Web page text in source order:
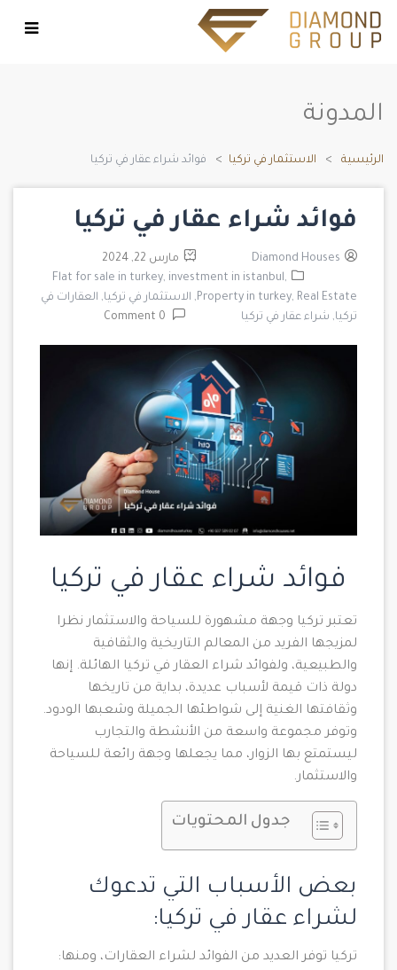
المدونة
الرئيسية الاستثمار في تركيا فوائد شراء عقار في تركيا
فوائد شراء عقار في تركيا
Diamond Houses
مارس 22, 2024
Flat for sale in turkey, investment in istanbul,
Property in turkey, Real Estate, الاستثمار في تركيا, العقارات في
تركيا, شراء عقار في تركيا
فوائد شراء عقار في تركيا
تعتبر تركيا وجهة مشهورة للسياحة والاستثمار نظرا
لمزيجها الفريد من المعالم التاريخية والثقافية
والطبيعية، ولفوائد شراء العقار في تركيا الهائلة. إنها
دولة ذات قيمة لأسباب عديدة، بداية من تاريخها
وثقافتها الغنية إلى شواطئها الجميلة وشعبها الودود.
وتوفر مجموعة واسعة من الأنشطة والتجارب
ليستمتع بها الزوار، مما يجعلها وجهة رائعة للسياحة
والاستثمار.
جدول المحتويات
بعض الأسباب التي تدعوك
لشراء عقار في تركيا:
تركيا توفر العديد من الفوائد لشراء العقارات، ومنها: